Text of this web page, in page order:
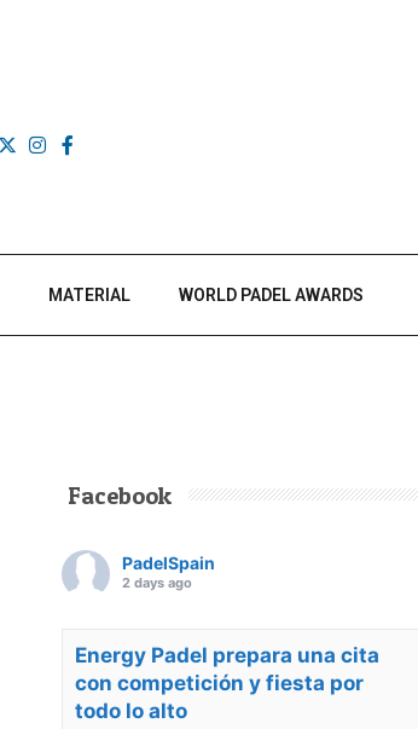
MATERIAL WORLD PADEL AWARDS
Facebook
PadelSpain
2 days ago
Energy Padel prepara una cita
con competición y fiesta por
todo lo alto